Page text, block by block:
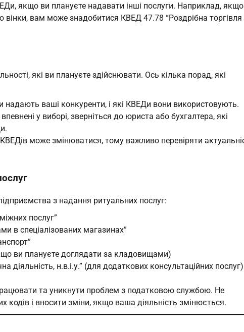
якщо ви плануєте надавати інші послуги. Наприклад,
вінки, вам може знадобитися КВЕД 47.78 “Роздрібна торгівля
які ви плануєте здійснювати. Ось кілька порад, які
надають ваші конкуренти, і які КВЕДи вони використовують.
у виборі, зверніться до юриста або бухгалтера, які
може змінюватися, тому важливо перевіряти
з надання ритуальних послуг:
послуг”
в спеціалізованих магазинах”
ви плануєте доглядати за кладовищами)
діяльність, н.в.і.у.” (для додаткових консультаційних послуг)
та уникнути проблем з податковою службою. Не
кодів і вносити зміни, якщо ваша діяльність змінюється.